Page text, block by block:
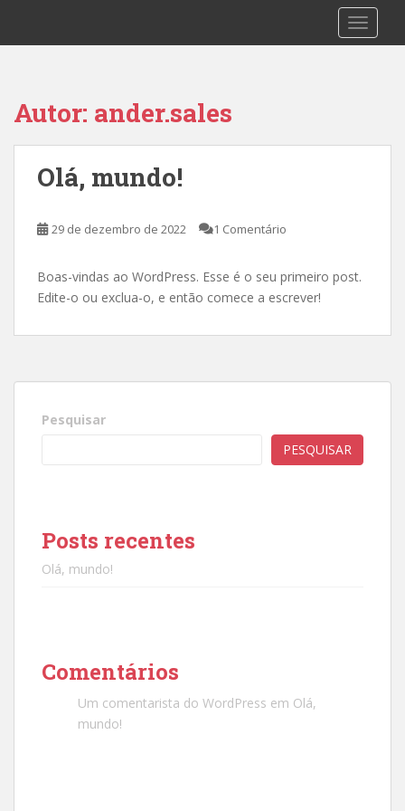
Autor: ander.sales
Olá, mundo!
29 de dezembro de 2022 1 Comentário
Boas-vindas ao WordPress. Esse é o seu primeiro post.
Edite-o ou exclua-o, e então comece a escrever!
Pesquisar
PESQUISAR
Posts recentes
Olá, mundo!
Comentários
Um comentarista do WordPress em Olá,
mundo!